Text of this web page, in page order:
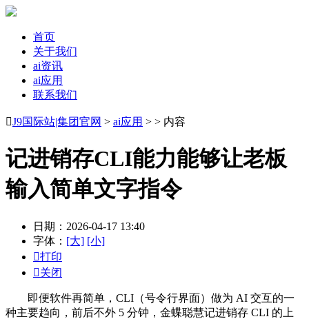
首页
关于我们
ai资讯
ai应用
联系我们
J9国际站|集团官网 > ai应用 > > 内容
记进销存CLI能力能够让老板
输入简单文字指令
日期：2026-04-17 13:40
字体： [大] [小]
打印
关闭
即便软件再简单，CLI（号令行界面）做为 AI 交互的一
种主要趋向，前后不外 5 分钟，金蝶聪慧记进销存 CLI 的上